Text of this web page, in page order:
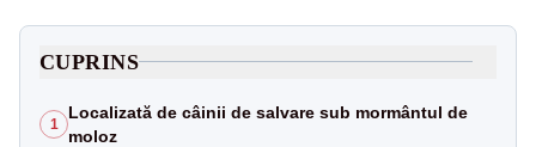
CUPRINS
1
Localizată de câinii de salvare sub mormântul de
moloz